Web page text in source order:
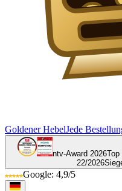
Goldener HebelJede
ntv-Award 2026Top
22/2026
Google: 4,9/5